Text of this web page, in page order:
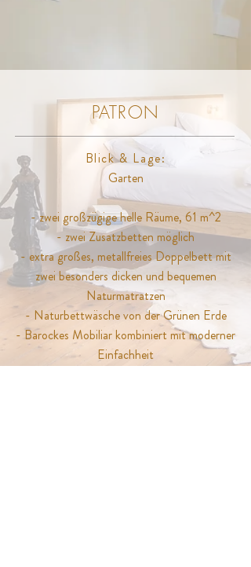
PATRON
Blick & Lage:
Garten
- zwei großzügige helle Räume, 61 m^2
- zwei Zusatzbetten möglich
- extra großes, metallfreies Doppelbett mit
zwei besonders dicken und bequemen
Naturmatratzen
- Naturbettwäsche von der Grünen Erde
- Barockes Mobiliar kombiniert mit moderner
Einfachheit